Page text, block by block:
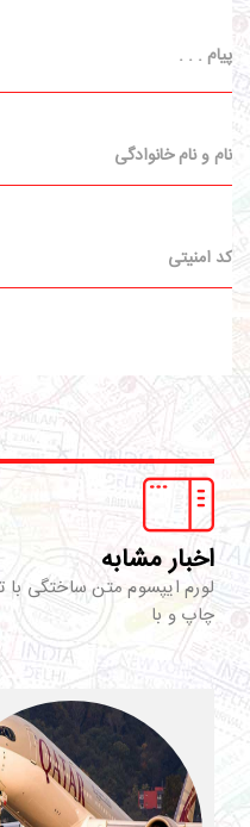
اخبار مشابه
لورم ایپسوم متن ساختگی با
چاپ و با